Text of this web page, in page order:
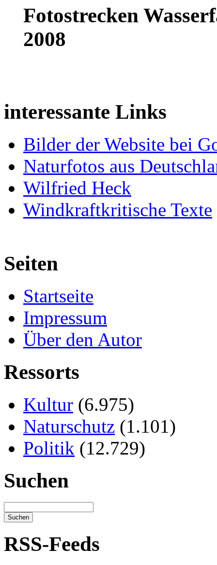
Fotostrecken
2008
interessante Links
Bilder der Website bei
Naturfotos aus
Wilfried Heck
Windkraftkritische Texte
Seiten
Startseite
Impressum
Über den Autor
Ressorts
Kultur (6.975)
Naturschutz (1.101)
Politik (12.729)
Suchen
RSS-Feeds